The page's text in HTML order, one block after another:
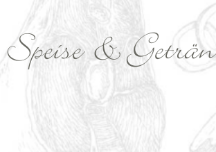
Speise &